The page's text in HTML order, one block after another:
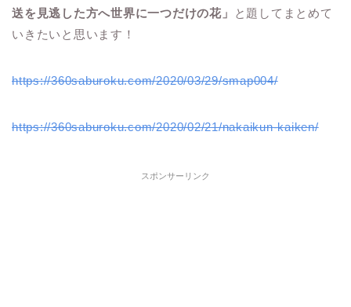
送を見逃した方へ世界に一つだけの花」
と題してまとめて
いきたいと思います！
https://360saburoku.com/2020/03/29/smap004/
https://360saburoku.com/2020/02/21/nakaikun-kaiken/
スポンサーリンク